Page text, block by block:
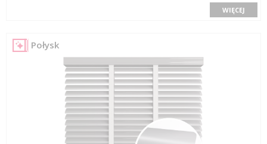
WIĘCEJ
Połysk